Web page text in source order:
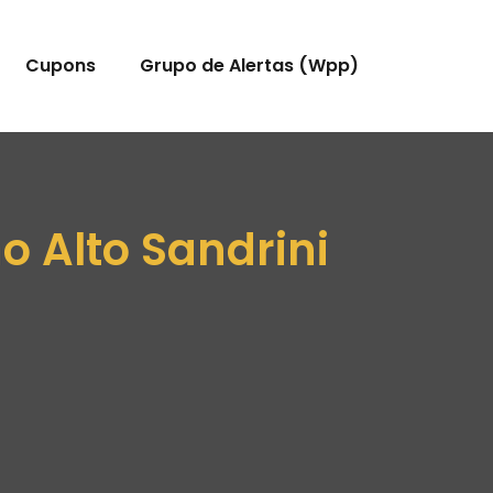
Cupons Grupo de Alertas (Wpp)
Alto Sandrini